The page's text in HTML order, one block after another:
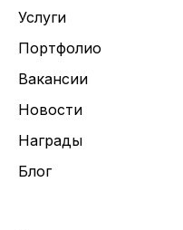
Услуги
Портфолио
Вакансии
Новости
Награды
Блог